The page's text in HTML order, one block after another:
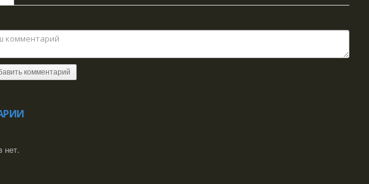
комментарий
нет.